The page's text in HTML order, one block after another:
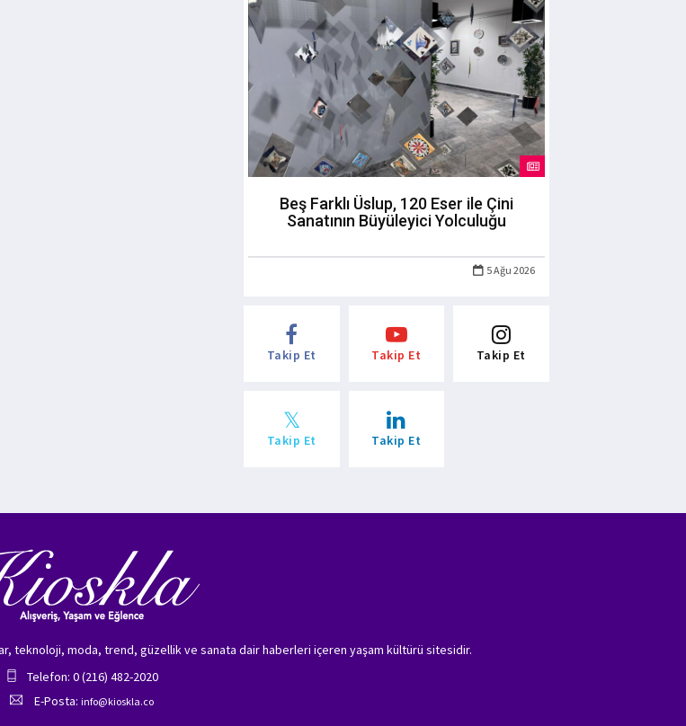
Beş Farklı Üslup, 120 Eser ile Çini
Sanatının Büyüleyici Yolculuğu
5 Ağu 2026
Takip Et Takip Et Takip Et
Takip Et Takip Et
teknoloji, moda, trend, güzellik ve sanata dair haberleri içeren yaşam kültürü sitesidir.
Telefon: 0 (216) 482-2020
E-Posta: info@kioskla.co